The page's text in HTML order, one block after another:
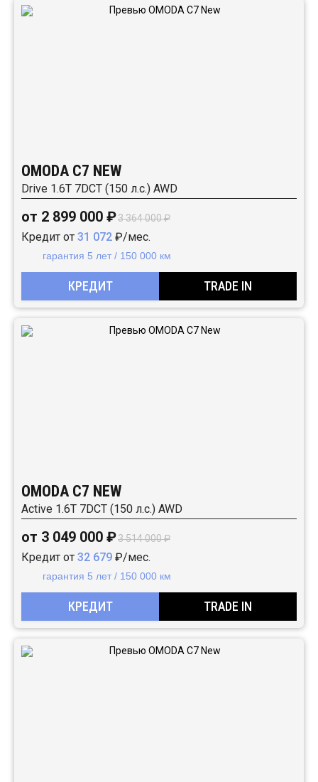
OMODA C7 NEW
Drive 1.6T 7DCT (150 л.с.) AWD
от 2 899 000 ₽3 364 000 ₽
Кредит от 31 072 ₽/мес.
гарантия 5 лет / 150 000 км
КРЕДИТ TRADE IN
OMODA C7 NEW
Active 1.6T 7DCT (150 л.с.) AWD
от 3 049 000 ₽3 514 000 ₽
Кредит от 32 679 ₽/мес.
гарантия 5 лет / 150 000 км
КРЕДИТ TRADE IN